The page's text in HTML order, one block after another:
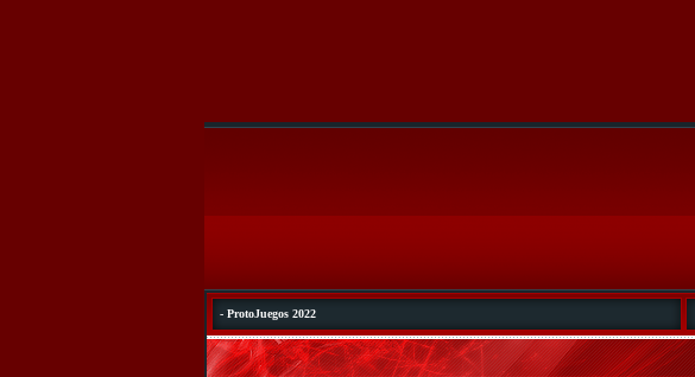
- ProtoJuegos 2022